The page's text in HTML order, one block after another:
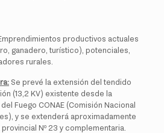
productivos actuales
ganadero, turístico), potenciales,
rurales.
Se prevé la extensión del tendido
(13,2 KV) existente desde la
Fuego CONAE (Comisión Nacional
y se extenderá aproximadamente
Nº 23 y complementaria.